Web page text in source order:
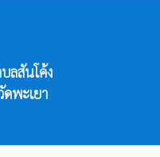
ลสันโค้ง
ดพะเยา